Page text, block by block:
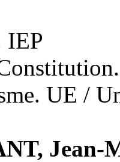
IEP
UE /
Jean-